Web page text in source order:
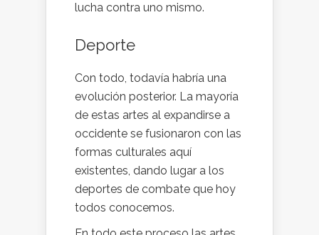
lucha contra uno mismo.
Deporte
Con todo, todavía habría una
evolución posterior. La mayoría
de estas artes al expandirse a
occidente se fusionaron con las
formas culturales aquí
existentes, dando lugar a los
deportes de combate que hoy
todos conocemos.